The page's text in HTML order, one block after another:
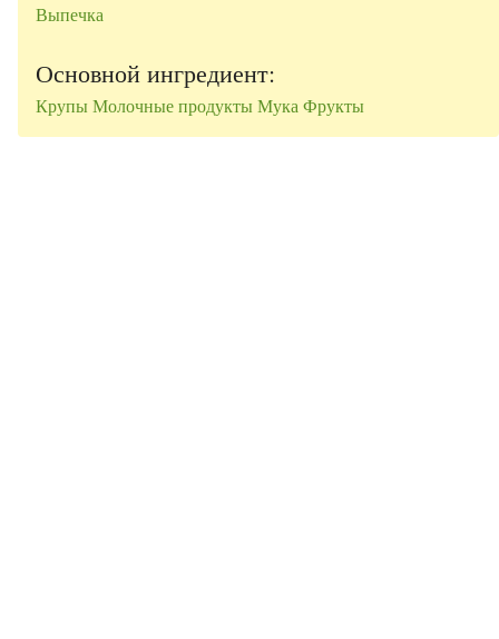
Выпечка
Основной ингредиент:
КрупыМолочные продуктыМукаФрукты